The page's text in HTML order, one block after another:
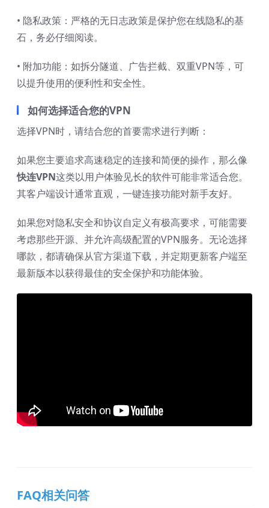
• 隐私政策：严格的无日志政策是保护您在线隐私的基
石，务必仔细阅读。
• 附加功能：如拆分隧道、广告拦截、双重VPN等，可
以提升使用的便利性和安全性。
如何选择适合您的VPN
选择VPN时，请结合您的首要需求进行判断：
如果您主要追求高速稳定的连接和简便的操作，那么像
快连VPN这类以用户体验见长的软件可能非常适合您。
其客户端设计通常直观，一键连接功能对新手友好。
如果您对隐私安全和协议自定义有极高要求，可能需要
考虑那些开源、并允许高级配置的VPN服务。无论选择
哪款，都请确保从官方渠道下载，并定期更新客户端至
最新版本以获得最佳的安全保护和功能体验。
FAQ相关问答